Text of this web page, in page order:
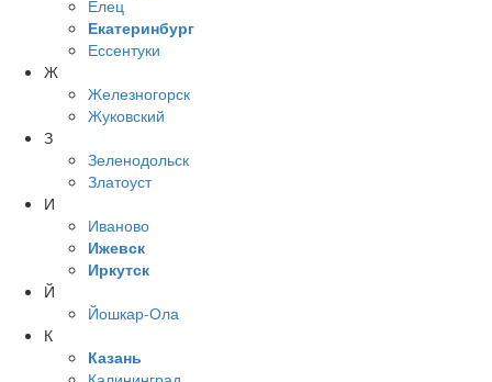
Елец
Екатеринбург
Ессентуки
Ж
Железногорск
Жуковский
З
Зеленодольск
Златоуст
И
Иваново
Ижевск
Иркутск
Й
Йошкар-Ола
К
Казань